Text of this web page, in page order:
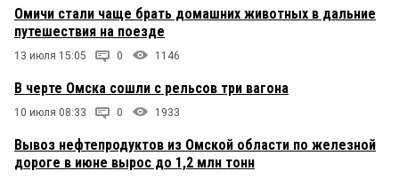
Омичи стали чаще брать домашних животных в дальние
путешествия на поезде
13 июля 15:05 0 1146
В черте Омска сошли с рельсов три вагона
10 июля 08:33 0 1933
Вывоз нефтепродуктов из Омской области по железной
дороге в июне вырос до 1,2 млн тонн